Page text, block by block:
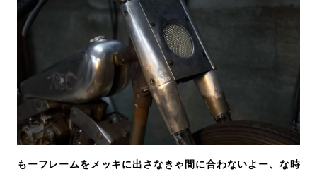
もーフレームをメッキに出さなきゃ間に合わないよー、な時